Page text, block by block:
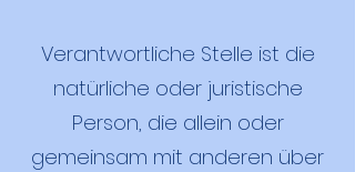
Verantwortliche Stelle ist die
natürliche oder juristische
Person, die allein oder
gemeinsam mit anderen über